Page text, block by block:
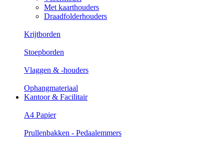
Met kaarthouders
Draadfolderhouders
Krijtborden
Stoepborden
Vlaggen & -houders
Ophangmateriaal
Kantoor & Facilitair
A4 Papier
Prullenbakken - Pedaalemmers